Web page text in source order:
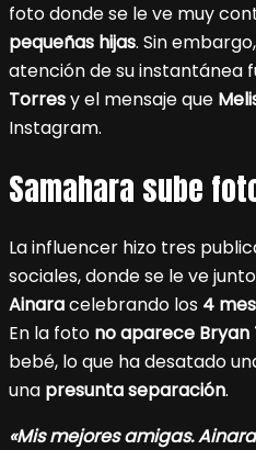
foto donde se le ve muy
pequeñas hijas. Sin
atención de su instantánea
Torresy el mensaje que
Instagram.
Samahara sube
La influencer hizo tres
sociales, donde se le ve
Ainaracelebrando los 4
En la foto no aparece Bryan
bebé, lo que ha desatado
una presunta separación.
«Mis mejores amigas.